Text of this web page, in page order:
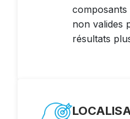
non valides
résultats